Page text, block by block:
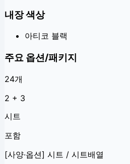
내장 색상
아티코 블랙
주요 옵션/패키지
24개
2 + 3
시트
포함
[사양·옵션] 시트 / 시트배열